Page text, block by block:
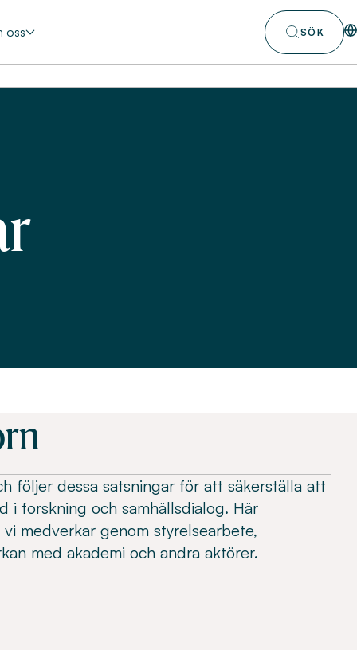
oss SÖK
följer dessa satsningar för att säkerställa att
i forskning och samhällsdialog. Här
medverkar genom styrelsearbete,
med akademi och andra aktörer.